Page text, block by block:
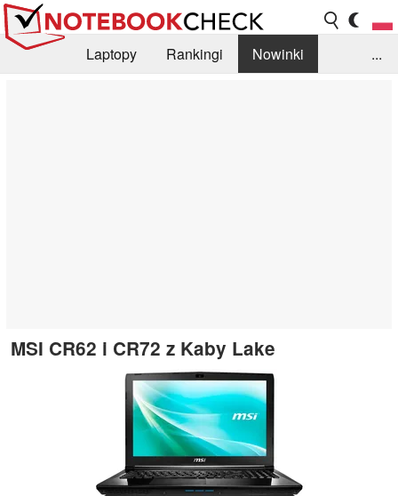
Laptopy Rankingi
Nowinki
...
MSI CR62 i CR72 z Kaby Lake